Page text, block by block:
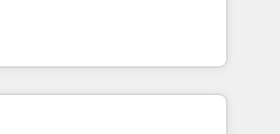
and technology to help
and grow stronger.
results. Founded in
across Spain, LATAM, and
companies in building
and customer success